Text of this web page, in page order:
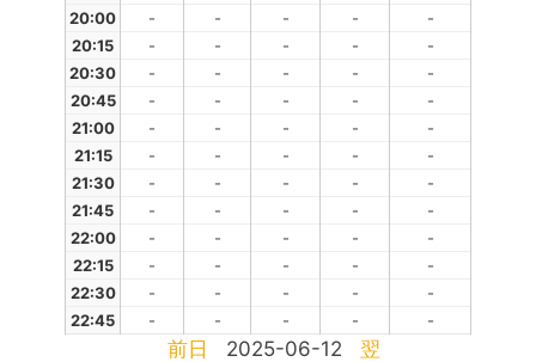
20:00
- - - -
-
20:15
- - - -
-
20:30
- - - -
-
20:45
- - - -
-
21:00
- - - -
-
21:15
- - - -
-
21:30
- - - -
-
21:45
- - - -
-
22:00
- - - -
-
22:15
- - - -
-
22:30
- - - -
-
22:45
- - - - -
前日 2025-06-12
翌